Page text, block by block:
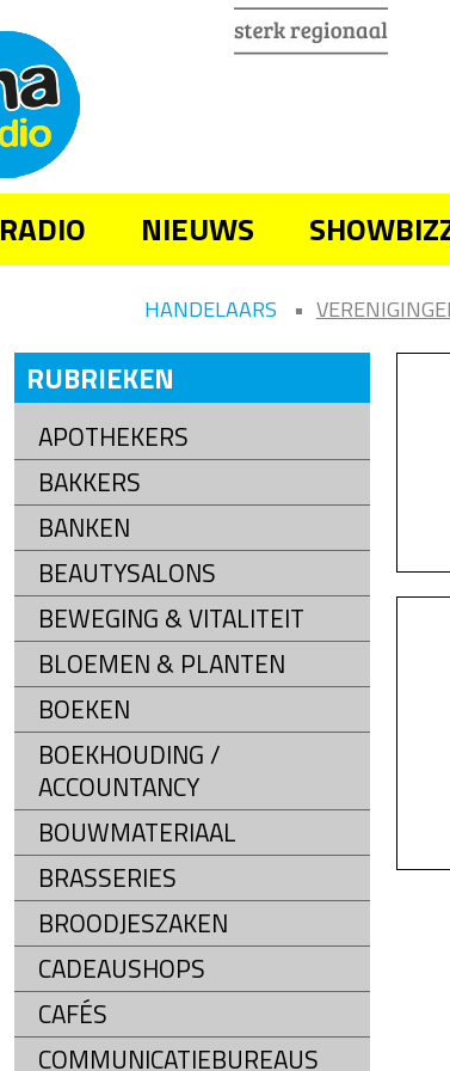
RADIO NIEUWS
HANDELAARS
RUBRIEKEN
APOTHEKERS
BAKKERS
BANKEN
BEAUTYSALONS
BEWEGING & VITALITEIT
BLOEMEN & PLANTEN
BOEKEN
BOEKHOUDING /
ACCOUNTANCY
BOUWMATERIAAL
BRASSERIES
BROODJESZAKEN
CADEAUSHOPS
CAFÉS
COMMUNICATIEBUREAUS